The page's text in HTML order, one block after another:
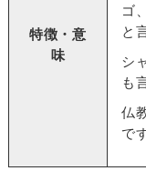
特徴・意
味
ゴ
と
シ
も
仏
で